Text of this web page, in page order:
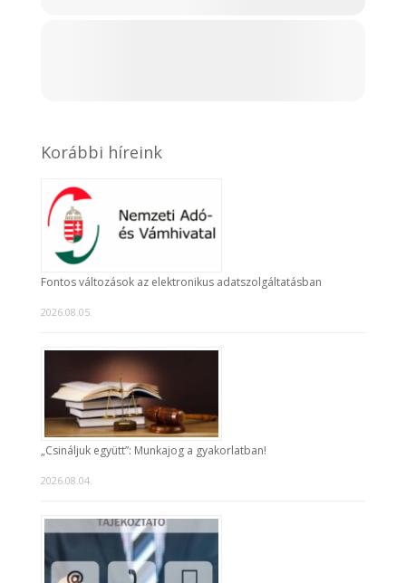
Korábbi híreink
Fontos változások az elektronikus adatszolgáltatásban
2026.08.05.
„Csináljuk együtt”: Munkajog a gyakorlatban!
2026.08.04.